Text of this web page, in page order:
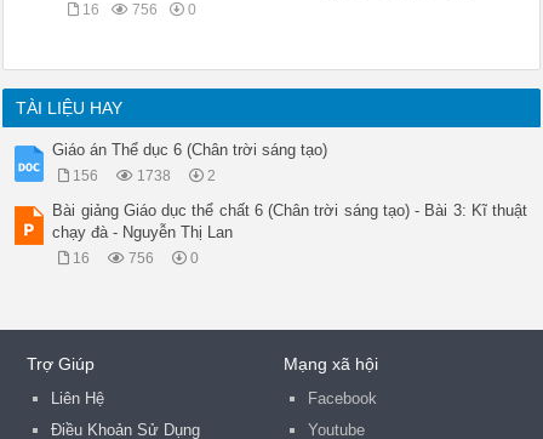
16 756 0
TÀI LIỆU HAY
Giáo án Thể dục 6 (Chân trời sáng tạo)
156 1738 2
Bài giảng Giáo dục thể chất 6 (Chân trời sáng tạo) - Bài 3: Kĩ thuật
chạy đà - Nguyễn Thị Lan
16 756 0
Trợ Giúp
Liên Hệ
Điều Khoản Sử Dụng
Mạng xã hội
Facebook
Youtube